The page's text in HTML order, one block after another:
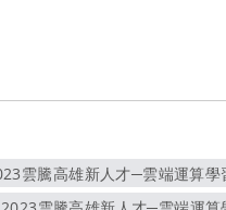
雲騰高雄新人才─雲端運算
視窗